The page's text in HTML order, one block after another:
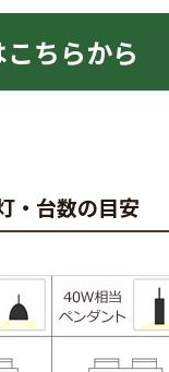
ちらから
・台数の目安